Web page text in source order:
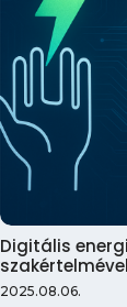
Digitális
2025.08.06.